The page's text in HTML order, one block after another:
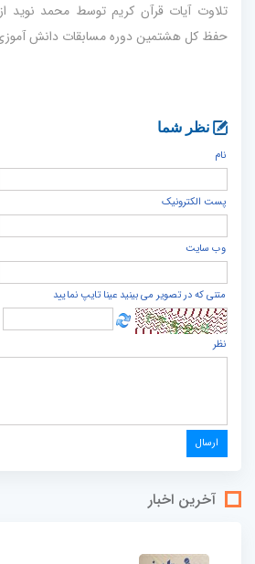
تلاوت آیات قرآن کریم توسط محمد نوید
حفظ کل هشتمین دوره مسابقات دانش
نظر شما
نام
پست الكترونيک
وب سایت
متنی که در تصویر می بینید عینا تایپ نمایید
نظر
آخرین اخبار